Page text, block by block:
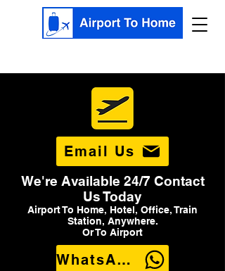
Email Us
We're Available 24/7 Contact
Us Today
Airport To Home, Hotel, Office, Train
Station, Anywhere.
Or To Airport
WhatsApp Us